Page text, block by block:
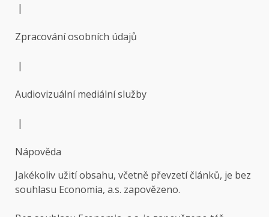
|
Zpracování osobních údajů
|
Audiovizuální mediální služby
|
Nápověda
Jakékoliv užití obsahu, včetně převzetí článků, je bez
souhlasu Economia, a.s. zapovězeno.